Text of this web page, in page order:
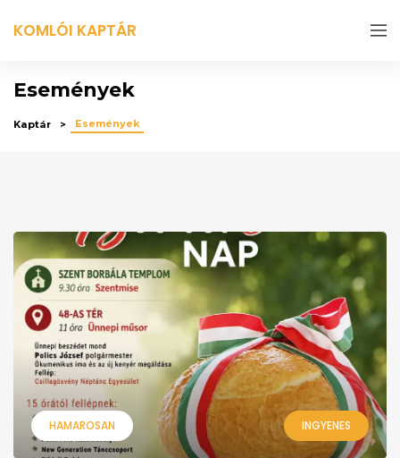
KOMLÓI KAPTÁR
Események
Kaptár Események
HAMAROSAN INGYENES